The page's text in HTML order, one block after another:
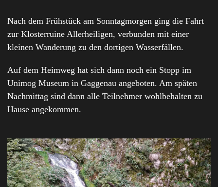
Nach dem Frühstück am Sonntagmorgen ging die Fahrt
zur Klosterruine Allerheiligen, verbunden mit einer
kleinen Wanderung zu den dortigen Wasserfällen.
Auf dem Heimweg hat sich dann noch ein Stopp im
Unimog Museum in Gaggenau angeboten. Am späten
Nachmittag sind dann alle Teilnehmer wohlbehalten zu
Hause angekommen.